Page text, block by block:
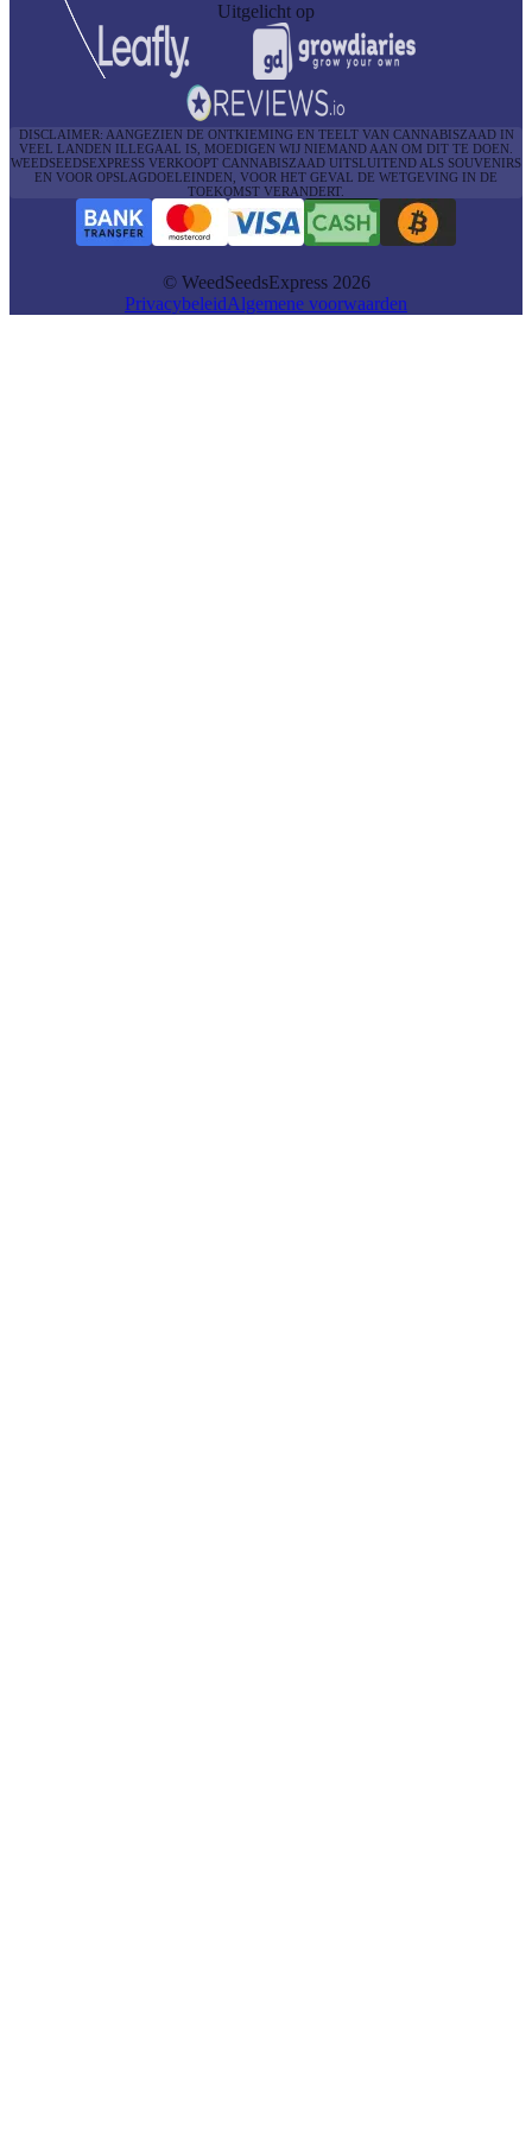
Uitgelicht op
DISCLAIMER: AANGEZIEN DE ONTKIEMING EN TEELT VAN CANNABISZAAD IN
VEEL LANDEN ILLEGAAL IS, MOEDIGEN WIJ NIEMAND AAN OM DIT TE DOEN.
WEEDSEEDSEXPRESS VERKOOPT CANNABISZAAD UITSLUITEND ALS SOUVENIRS
EN VOOR OPSLAGDOELEINDEN, VOOR HET GEVAL DE WETGEVING IN DE
TOEKOMST VERANDERT.
© WeedSeedsExpress 2026
PrivacybeleidAlgemene voorwaarden